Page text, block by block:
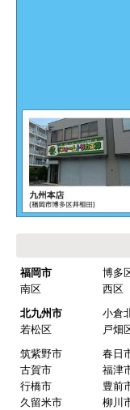
エアコンが２
業務用なので
事業者が買い
別の部屋もお
安があり要検討
2026年4月
欲しい商品をス
ショップからの
はい
予定の期日まで
商品の梱包は必
福岡市 博多
南区
西区
北九州市
小倉
若松区
戸畑
筑紫野市
春日
古賀市
福津
行橋市
豊前
久留米市
柳川